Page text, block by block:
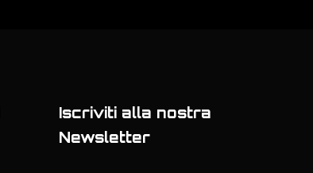
Iscriviti alla nostra
Newsletter